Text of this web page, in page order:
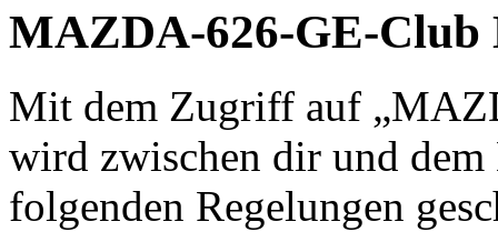
MAZDA-626-GE-Club
Mit dem Zugriff auf
wird zwischen dir und
folgenden Regelungen